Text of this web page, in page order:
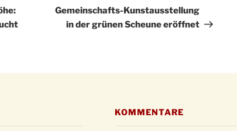
Beitrag
Gemeinschafts-Kunstausstellung
in der grünen Scheune eröffnet
KOMMENTARE